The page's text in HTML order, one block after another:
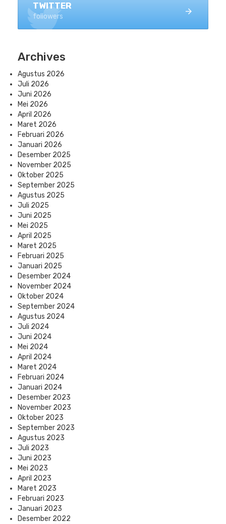
TWITTER
followers
Archives
Agustus 2026
Juli 2026
Juni 2026
Mei 2026
April 2026
Maret 2026
Februari 2026
Januari 2026
Desember 2025
November 2025
Oktober 2025
September 2025
Agustus 2025
Juli 2025
Juni 2025
Mei 2025
April 2025
Maret 2025
Februari 2025
Januari 2025
Desember 2024
November 2024
Oktober 2024
September 2024
Agustus 2024
Juli 2024
Juni 2024
Mei 2024
April 2024
Maret 2024
Februari 2024
Januari 2024
Desember 2023
November 2023
Oktober 2023
September 2023
Agustus 2023
Juli 2023
Juni 2023
Mei 2023
April 2023
Maret 2023
Februari 2023
Januari 2023
Desember 2022